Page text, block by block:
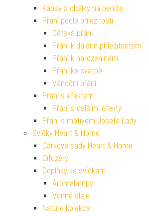
Kapsy a obálky na peníze
Přání podle příležitosti
Dětská přání
Přání k dalším příležitostem
Přání k narozeninám
Přání ke svatbě
Vánoční přání
Přání s efektem
Přání s dalšími efekty
Přání s motivem Josefa Lady
Svíčky Heart & Home
Dárkové sady Heart & Home
Difuzéry
Doplňky ke svíčkám
Aromalampy
Vonné oleje
Nature kolekce